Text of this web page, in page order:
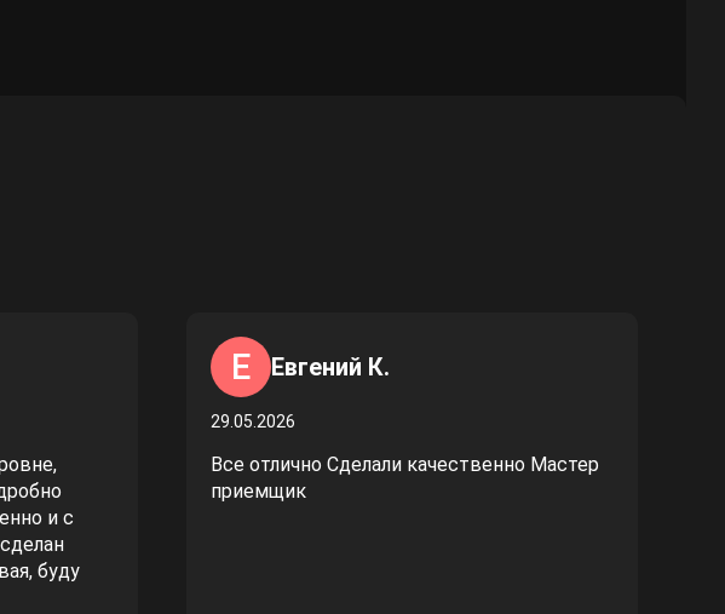
и с
буду
Е Евгений К.
29.05.2026
Все отлично Сделали качественно Мастер
приемщик